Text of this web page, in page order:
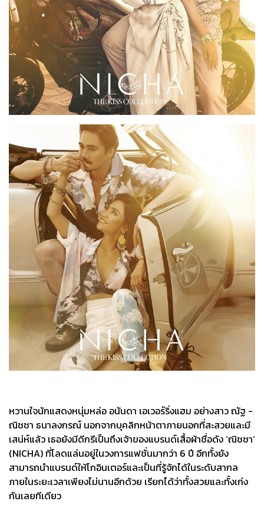
หวานใจนักแสดงหนุ่มหล่อ อนันดา เอเวอร์ริ่งแฮม อย่างสาว ณัฐ -
ณิชชา ธนาลงกรณ์ นอกจากบุคลิกหน้าตาภายนอกที่สะสวยและมี
เสน่ห์แล้ว เธอยังมีดีกรีเป็นถึงเจ้าของแบรนด์เสื้อผ้าชื่อดัง ‘ณิชชา’
(NICHA) ที่โลดแล่นอยู่ในวงการแฟชั่นมากว่า 6 ปี อีกทั้งยัง
สามารถนำแบรนด์ให้โกอินเตอร์และเป็นที่รู้จักได้ในระดับสากล
ภายในระยะเวลาเพียงไม่นานอีกด้วย เรียกได้ว่าทั้งสวยและทั้งเก่ง
กันเลยทีเดียว